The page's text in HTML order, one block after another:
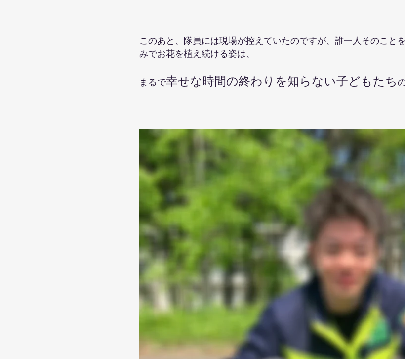
このあと、隊員には現場が控えていたのですが、誰一人そのこと
みでお花を植え続ける姿は、
まるで幸せな時間の終わりを知らない子どもたち